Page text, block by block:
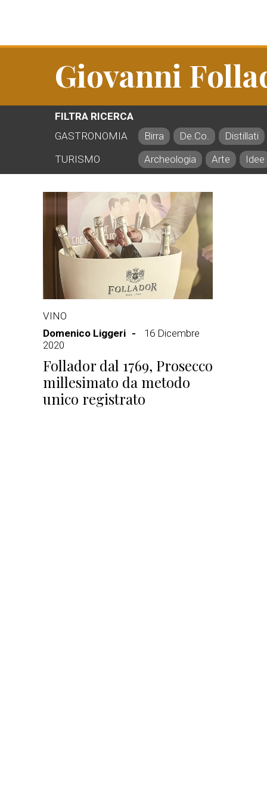
Giovanni
FILTRA RICERCA
GASTRONOMIA
Birra De.Co.
Distillati
TURISMO
Archeologia Arte Idee
VINO
Domenico Liggeri
16 Dicembre
2020
Follador dal 1769, Prosecco
millesimato da metodo
unico registrato